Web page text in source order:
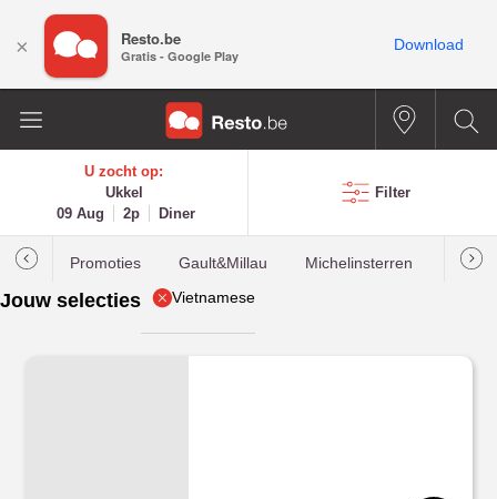
U zocht op:
Ukkel
09 Aug
2p Diner
Filter
Promoties Gault&Millau Michelinsterren
Jouw selecties Vietnamese
× Resto.be
Gratis - Google Play
Download